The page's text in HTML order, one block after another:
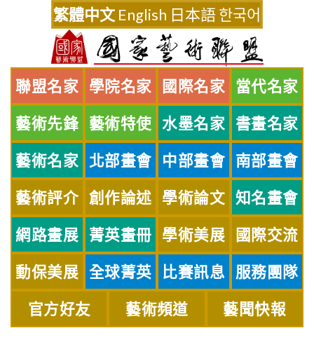
繁體中文 English 日本語한국어
聯盟名家 學院名家 國際名家 當代名家
藝術先鋒 藝術特使 水墨名家 書畫名家
藝術名家 北部畫會 中部畫會 南部畫會
藝術評介 創作論述 學術論文 知名畫會
網路畫展 菁英畫冊 學術美展 國際交流
動保美展 全球菁英 比賽訊息 服務團隊
官方好友 藝術頻道 藝聞快報